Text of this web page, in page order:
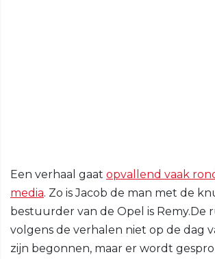
Een verhaal gaat opvallend vaak
media. Zo is Jacob de man met de
bestuurder van de Opel is Remy.De
volgens de verhalen niet op de dag
zijn begonnen, maar er wordt